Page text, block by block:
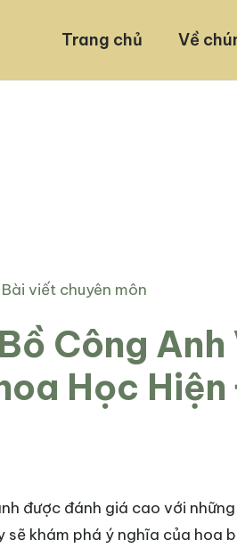
Trang chủ Về
Bài viết chuyên môn
Công Anh
Học
được đánh giá cao với
khám phá ý nghĩa của hoa